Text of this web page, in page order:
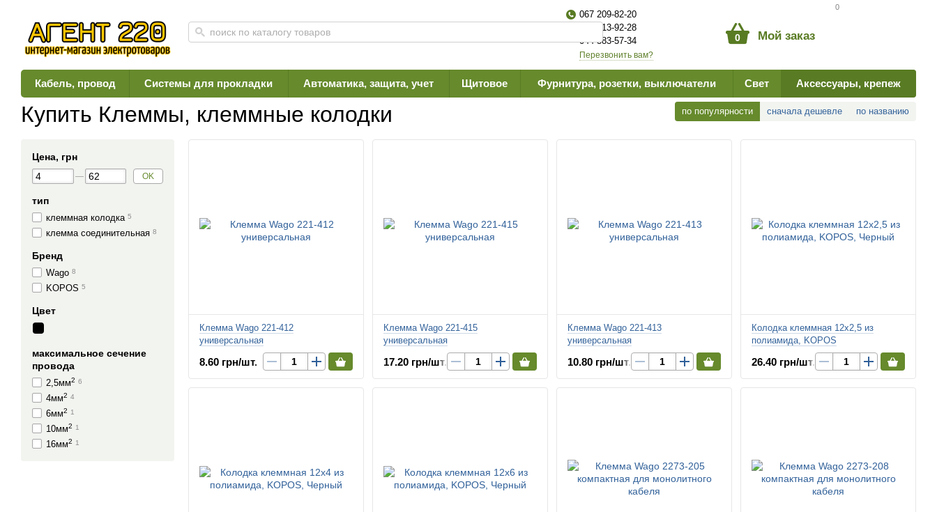
0
067 209-82-20
063 613-92-28
044 383-57-34
Перезвонить вам?
0 Мой заказ
Кабель, провод Системы для прокладки Автоматика, защита, учет Щитовое Фурнитура, розетки, выключатели Свет Аксессуары, крепеж
Главная Каталог Аксессуары, крепеж Клеммы, клеммные колодки
Купить Клеммы, клеммные колодки по популярности сначала дешевле по названию
Клемма Wago 221-412
универсальная
8.60 грн/шт.
Клемма Wago 221-415
универсальная
17.20 грн/шт.
Клемма Wago 221-413
универсальная
10.80 грн/шт.
Колодка клеммная 12х2,5 из
полиамида, KOPOS
26.40 грн/шт.
Цена, грн
OK
тип
клеммная колодка 5
клемма соединительная 8
Бренд
Wago 8
KOPOS 5
Цвет
максимальное сечение
провода
2,5мм2 6
4мм2 4
6мм2 1
10мм2 1
16мм2 1